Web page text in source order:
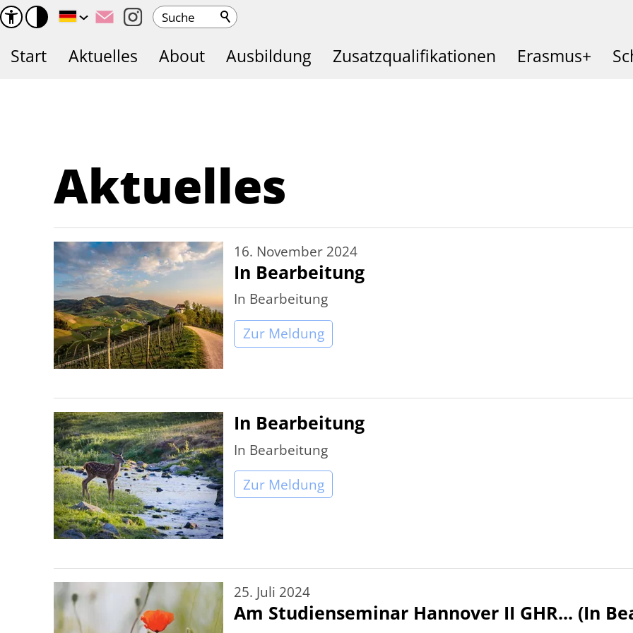
Suche
Start Aktuelles About Ausbildung Zusatzqualifikationen Erasmus+
Aktuelles
16. November 2024
In Bearbeitung
In Bearbeitung
Zur Meldung
In Bearbeitung
In Bearbeitung
Zur Meldung
25. Juli 2024
Am Studienseminar Hannover II GHR... (In